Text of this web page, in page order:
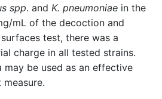
spp. and K. pneumoniae in the
mL of the decoction and
test, there was a
charge in all tested strains.
may be used as an effective